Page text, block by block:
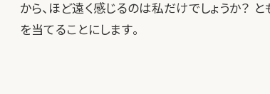
から、ほど遠く感じるのは私だけでしょうか？
を当てることにします。